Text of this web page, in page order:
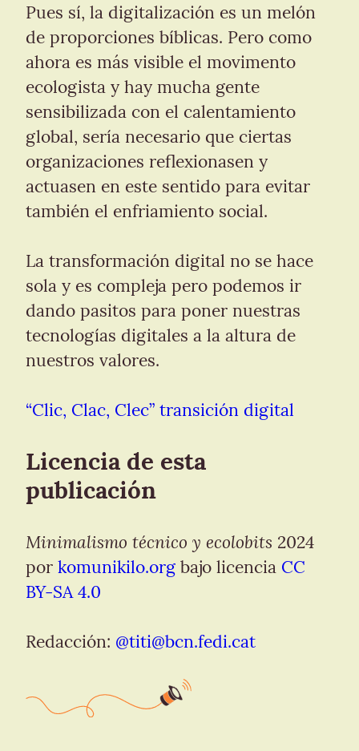
Pues sí, la digitalización es un melón
de proporciones bíblicas. Pero como
ahora es más visible el movimento
ecologista y hay mucha gente
sensibilizada con el calentamiento
global, sería necesario que ciertas
organizaciones reflexionasen y
actuasen en este sentido para evitar
también el enfriamiento social.
La transformación digital no se hace
sola y es compleja pero podemos ir
dando pasitos para poner nuestras
tecnologías digitales a la altura de
nuestros valores.
“Clic, Clac, Clec” transición digital
Licencia de esta
publicación
Minimalismo técnico y ecolobits 2024
por komunikilo.org bajo licencia CC
BY-SA 4.0
Redacción: @titi@bcn.fedi.cat